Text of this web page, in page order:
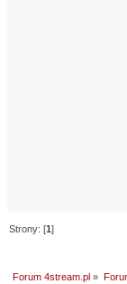
Strony: [1]
Forum 4stream.pl »